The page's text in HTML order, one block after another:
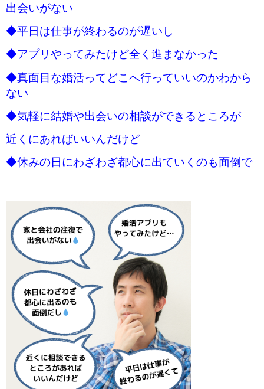
出会いがない
◆平日は仕事が終わるのが遅いし
◆アプリやってみたけど全く進まなかった
◆真面目な婚活ってどこへ行っていいのかわから
ない
◆気軽に結婚や出会いの相談ができるところが
近くにあればいいんだけど
◆休みの日にわざわざ都心に出ていくのも面倒で